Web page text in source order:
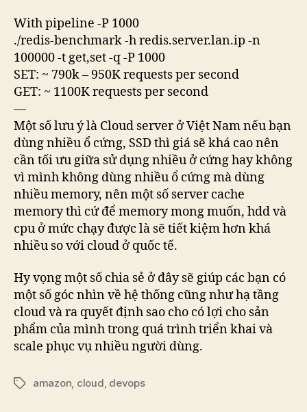
With pipeline -P 1000
./redis-benchmark -h redis.server.lan.ip -n
100000 -t get,set -q -P 1000
SET: ~ 790k – 950K requests per second
GET: ~ 1100K requests per second
—
Một số lưu ý là Cloud server ở Việt Nam nếu bạn
dùng nhiều ổ cứng, SSD thì giá sẽ khá cao nên
cần tối ưu giữa sử dụng nhiều ở cứng hay không
vì mình không dùng nhiều ổ cứng mà dùng
nhiều memory, nên một số server cache
memory thì cứ để memory mong muốn, hdd và
cpu ở mức chạy được là sẽ tiết kiệm hơn khá
nhiều so với cloud ở quốc tế.
Hy vọng một số chia sẻ ở đây sẽ giúp các bạn có
một số góc nhìn về hệ thống cũng như hạ tầng
cloud và ra quyết định sao cho có lợi cho sản
phẩm của mình trong quá trình triển khai và
scale phục vụ nhiều người dùng.
Tagsamazon, cloud, devops